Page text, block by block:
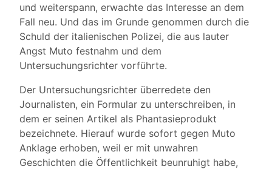
und weiterspann, erwachte das Interesse an dem
Fall neu. Und das im Grunde genommen durch die
Schuld der italienischen Polizei, die aus lauter
Angst Muto festnahm und dem
Untersuchungsrichter vorführte.
Der Untersuchungsrichter überredete den
Journalisten, ein Formular zu unterschreiben, in
dem er seinen Artikel als Phantasieprodukt
bezeichnete. Hierauf wurde sofort gegen Muto
Anklage erhoben, weil er mit unwahren
Geschichten die Öffentlichkeit beunruhigt habe,